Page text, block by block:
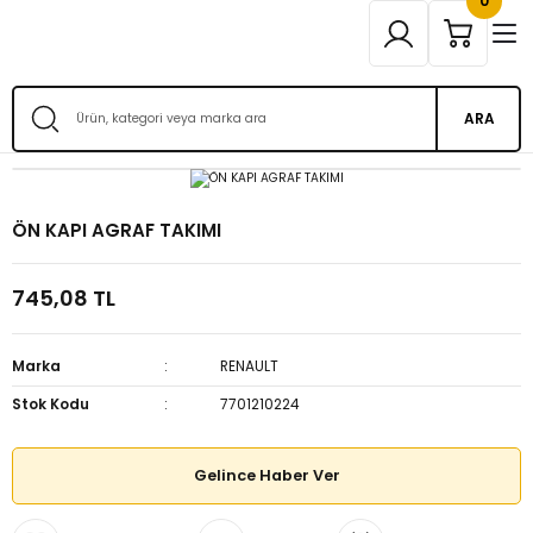
ARA
ÖN KAPI AGRAF TAKIMI
745,08 TL
Marka
RENAULT
Stok Kodu
7701210224
Gelince Haber Ver